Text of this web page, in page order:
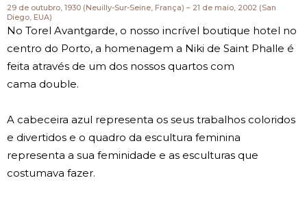
29 de outubro, 1930 (Neuilly-Sur-Seine, França) – 21 de maio, 2002 (San
Diego, EUA)
No Torel Avantgarde, o nosso incrível boutique hotel no
centro do Porto, a homenagem a Niki de Saint Phalle é
feita através de um dos nossos quartos com
cama double.
A cabeceira azul representa os seus trabalhos coloridos
e divertidos e o quadro da escultura feminina
representa a sua feminidade e as esculturas que
costumava fazer.